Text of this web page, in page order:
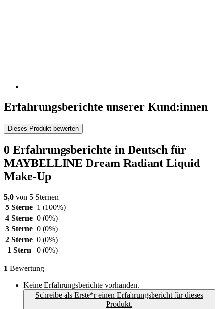
Erfahrungsberichte unserer Kund:innen
Dieses Produkt bewerten
0 Erfahrungsberichte in Deutsch für
MAYBELLINE Dream Radiant Liquid
Make-Up
5,0 von 5 Sternen
5 Sterne 1 (100%)
4 Sterne 0 (0%)
3 Sterne 0 (0%)
2 Sterne 0 (0%)
1 Stern
0 (0%)
1 Bewertung
Keine Erfahrungsberichte vorhanden.
Schreibe als Erste*r einen Erfahrungsbericht für dieses
Produkt.